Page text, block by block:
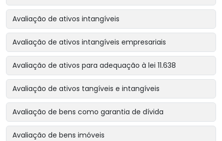
Avaliação de ativos intangíveis
Avaliação de ativos intangíveis empresariais
Avaliação de ativos para adequação à lei 11.638
Avaliação de ativos tangíveis e intangíveis
Avaliação de bens como garantia de dívida
Avaliação de bens imóveis